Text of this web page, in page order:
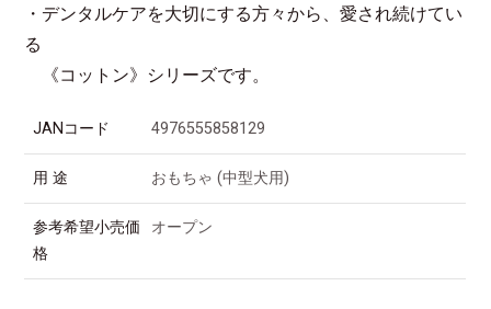
・デンタルケアを大切にする方々から、愛され続けてい
る
《コットン》シリーズです。
JANコード 4976555858129
用 途 おもちゃ (中型犬用)
参考希望小売価
格
オープン